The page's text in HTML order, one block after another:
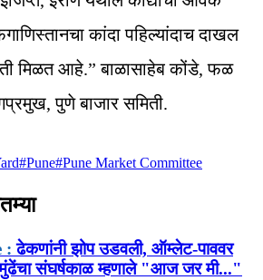
कांदा पहिल्यांदाच दाखल
मिळत आहे.” बाळासाहेब कोंडे, फळ
पुणे बाजार समिती.
#Pune#Pune Market Committee
: ढेकणांनी झोप उडवली, ऑम्लेट-पाववर
संघर्षकाळ म्हणाले "आज जर मी..."